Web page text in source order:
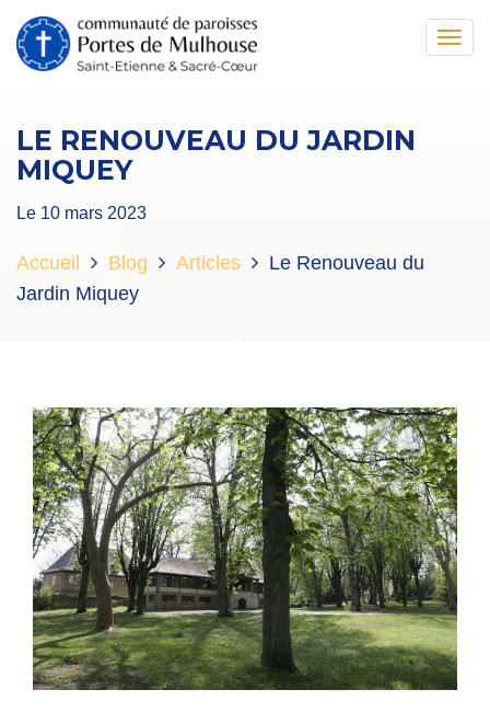
LE RENOUVEAU DU JARDIN
MIQUEY
Le 10 mars 2023
Accueil Blog Articles
Le Renouveau du
Jardin Miquey